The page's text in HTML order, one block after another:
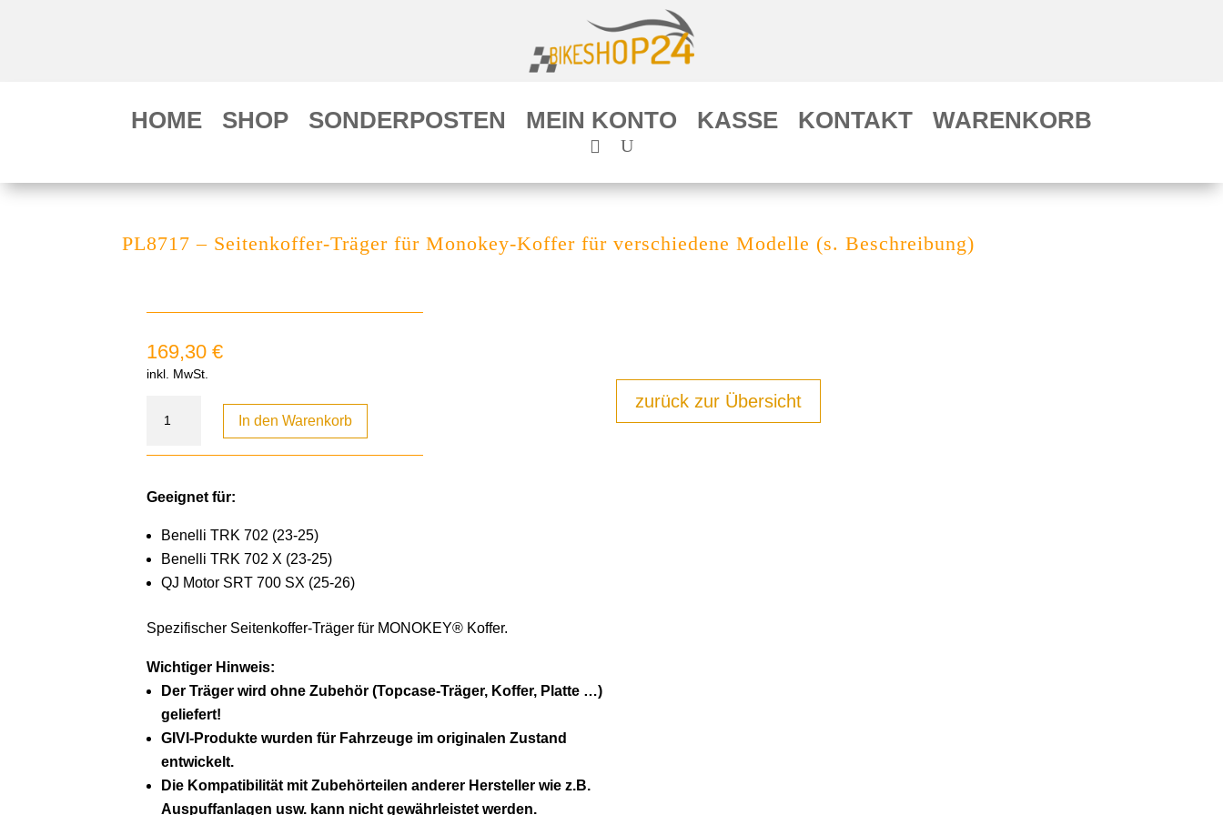
HOME SHOP SONDERPOSTEN MEIN KONTO KASSE KONTAKT WARENKORB
PL8717 – Seitenkoffer-Träger für Monokey-Koffer für verschiedene Modelle (s. Beschreibung)
169,30€
inkl. MwSt.
In den Warenkorb
Geeignet für:
Benelli TRK 702 (23-25)
Benelli TRK 702 X (23-25)
QJ Motor SRT 700 SX (25-26)
Spezifischer Seitenkoffer-Träger für MONOKEY® Koffer.
Wichtiger Hinweis:
Der Träger wird ohne Zubehör (Topcase-Träger, Koffer, Platte …)
geliefert!
GIVI-Produkte wurden für Fahrzeuge im originalen Zustand
entwickelt.
Die Kompatibilität mit Zubehörteilen anderer Hersteller wie z.B.
Auspuffanlagen usw. kann nicht gewährleistet werden.
zurück zur Übersicht